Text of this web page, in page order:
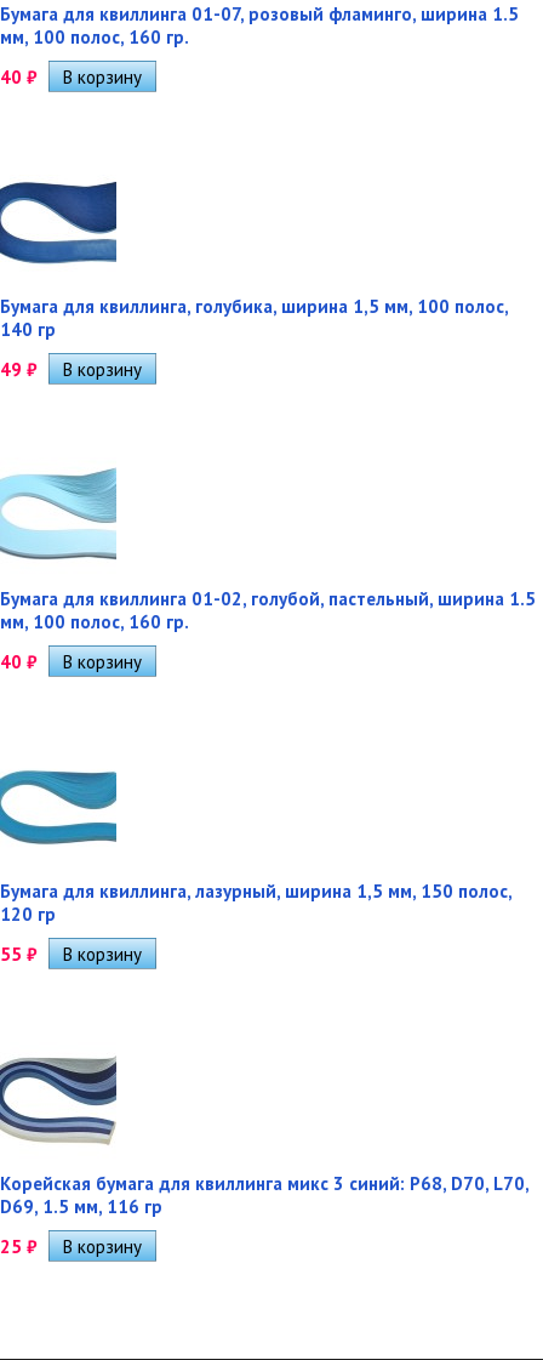
Бумага для квиллинга 01-07, розовый фламинго, ширина 1.5
мм, 100 полос, 160 гр.
40 ₽
Бумага для квиллинга, голубика, ширина 1,5 мм, 100 полос,
140 гр
49 ₽
Бумага для квиллинга 01-02, голубой, пастельный, ширина 1.5
мм, 100 полос, 160 гр.
40 ₽
Бумага для квиллинга, лазурный, ширина 1,5 мм, 150 полос,
120 гр
55 ₽
Корейская бумага для квиллинга микс 3 синий: P68, D70, L70,
D69, 1.5 мм, 116 гр
25 ₽